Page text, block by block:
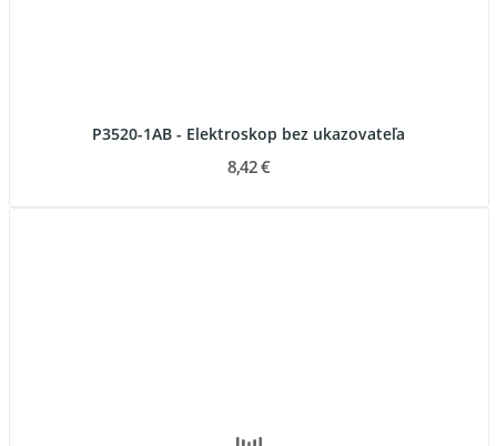
P3520-1AB - Elektroskop bez ukazovateľa
8,42 €